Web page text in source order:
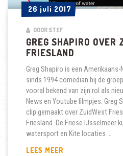
26 juli 2017
26 juli 2017
DOOR STEF
GREG SHAPIRO OVER
FRIESLAND
Greg Shapiro is een
sinds 1994 comedian bij de
vooral bekend van zijn rol als
News en Youtube filmpjes. Greg
clip gemaakt over ZuidWest
Friesland. De Friese IJsselmeer
watersport en Kite locaties …
LEES MEER